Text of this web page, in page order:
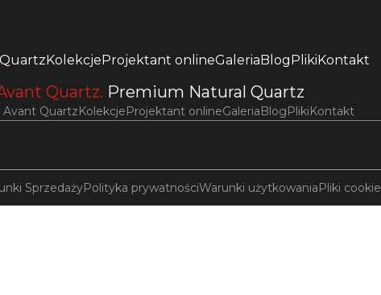
KolekcjeProjektant onlineGaleriaBlogPlikiKontakt
Quartz. Premium Natural Quartz
Avant QuartzKolekcjeProjektant onlineGaleriaBlogPlikiKontakt
SprzedażyPolityka prywatnościWarunki użytkowaniaPliki cookie